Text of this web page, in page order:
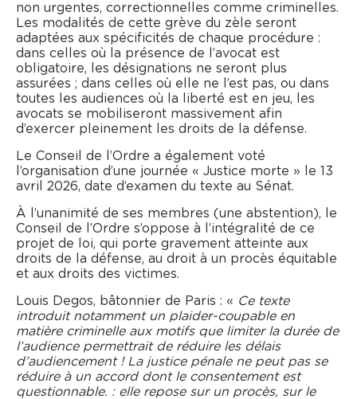
non urgentes, correctionnelles comme criminelles.
Les modalités de cette grève du zèle seront
adaptées aux spécificités de chaque procédure :
dans celles où la présence de l’avocat est
obligatoire, les désignations ne seront plus
assurées ; dans celles où elle ne l’est pas, ou dans
toutes les audiences où la liberté est en jeu, les
avocats se mobiliseront massivement afin
d’exercer pleinement les droits de la défense.
Le Conseil de l’Ordre a également voté
l’organisation d’une journée « Justice morte » le 13
avril 2026, date d’examen du texte au Sénat.
À l’unanimité de ses membres (une abstention), le
Conseil de l’Ordre s’oppose à l’intégralité de ce
projet de loi, qui porte gravement atteinte aux
droits de la défense, au droit à un procès équitable
et aux droits des victimes.
Louis Degos, bâtonnier de Paris : « Ce texte
introduit notamment un plaider-coupable en
matière criminelle aux motifs que limiter la durée de
l’audience permettrait de réduire les délais
d’audiencement ! La justice pénale ne peut pas se
réduire à un accord dont le consentement est
questionnable. : elle repose sur un procès, sur le